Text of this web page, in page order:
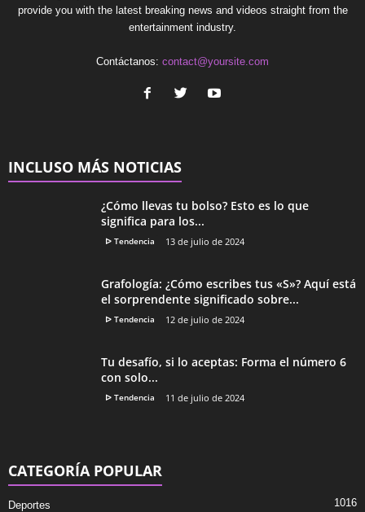
provide you with the latest breaking news and videos straight from the
entertainment industry.
Contáctanos: contact@yoursite.com
INCLUSO MÁS NOTICIAS
¿Cómo llevas tu bolso? Esto es lo que
significa para los...
ᐅ Tendencia 13 de julio de 2024
Grafología: ¿Cómo escribes tus «S»? Aquí está
el sorprendente significado sobre...
ᐅ Tendencia 12 de julio de 2024
Tu desafío, si lo aceptas: Forma el número 6
con solo...
ᐅ Tendencia 11 de julio de 2024
CATEGORÍA POPULAR
Deportes 1016